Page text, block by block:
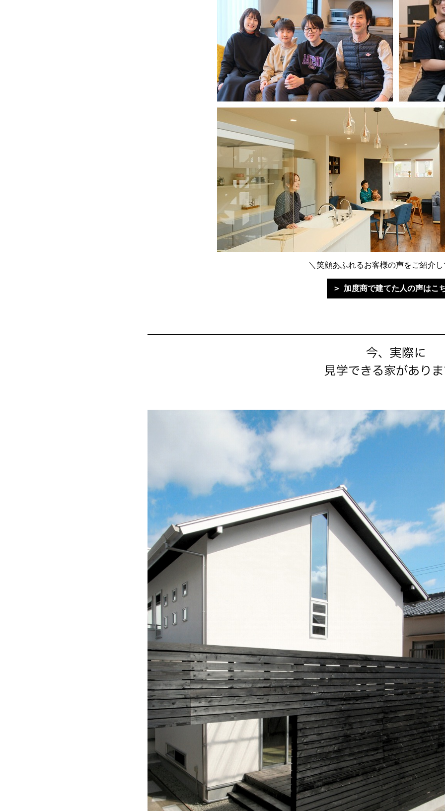
＼笑顔あふれるお客様の声をご紹介
加度商で建てた人の声はこ
今、実際に
見学できる家があり